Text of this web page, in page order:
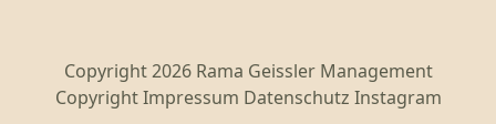
Copyright 2026 Rama Geissler Management
Copyright Impressum Datenschutz Instagram